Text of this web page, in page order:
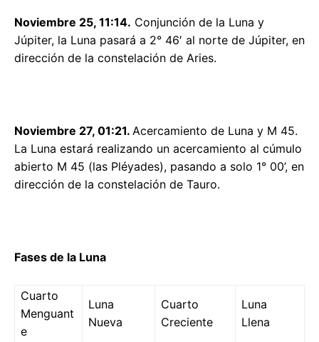
Noviembre 25, 11:14. Conjunción de la Luna y
Júpiter, la Luna pasará a 2° 46′ al norte de Júpiter, en
dirección de la constelación de Aries.
Noviembre 27, 01:21. Acercamiento de Luna y M 45.
La Luna estará realizando un acercamiento al cúmulo
abierto M 45 (las Pléyades), pasando a solo 1° 00’, en
dirección de la constelación de Tauro.
Fases de la Luna
Cuarto
Menguant
e
Luna
Nueva
Cuarto
Creciente
Luna
Llena